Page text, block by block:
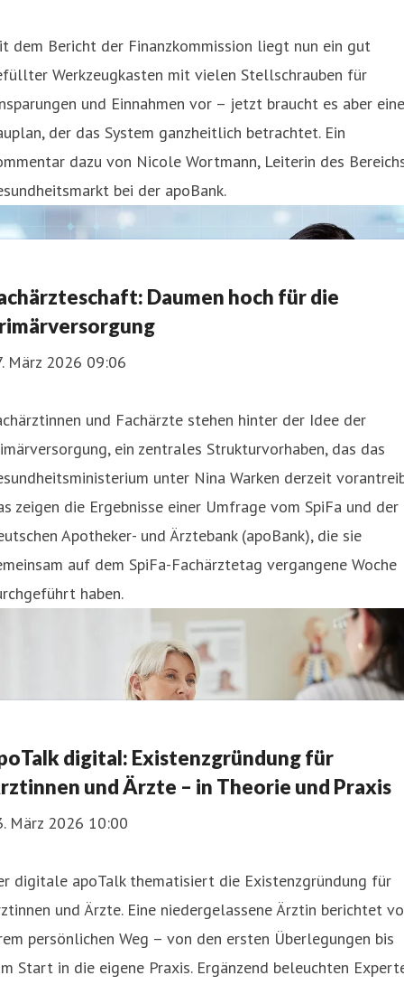
dem Bericht der Finanzkommission liegt nun ein gut
Werkzeugkasten mit vielen Stellschrauben für
und Einnahmen vor – jetzt braucht es aber
der das System ganzheitlich betrachtet. Ein
dazu von Nicole Wortmann, Leiterin des
bei der apoBank.
Daumen hoch für die
März 2026 09:06
und Fachärzte stehen hinter der Idee der
ein zentrales Strukturvorhaben, das das
unter Nina Warken derzeit
zeigen die Ergebnisse einer Umfrage vom SpiFa und der
Apotheker- und Ärztebank (apoBank), die sie
auf dem SpiFa-Fachärztetag vergangene Woche
haben.
digital: Existenzgründung für
und Ärzte – in Theorie und Praxis
März 2026 10:00
digitale apoTalk thematisiert die Existenzgründung für
und Ärzte. Eine niedergelassene Ärztin berichtet
persönlichen Weg – von den ersten Überlegungen bis
Start in die eigene Praxis. Ergänzend beleuchten